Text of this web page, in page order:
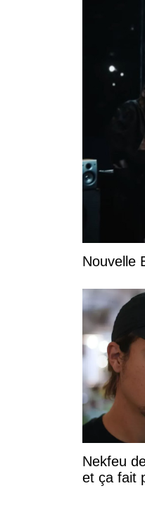
Nouvelle
Nekfeu
et ça fait